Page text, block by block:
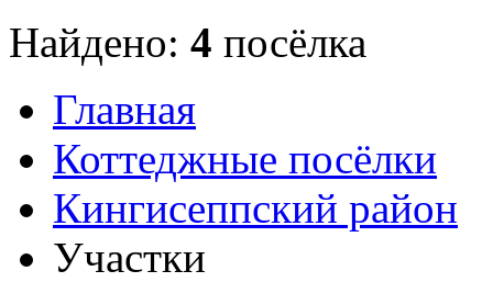
Найдено: 4 посёлка
Главная
Коттеджные посёлки
Кингисеппский район
Участки